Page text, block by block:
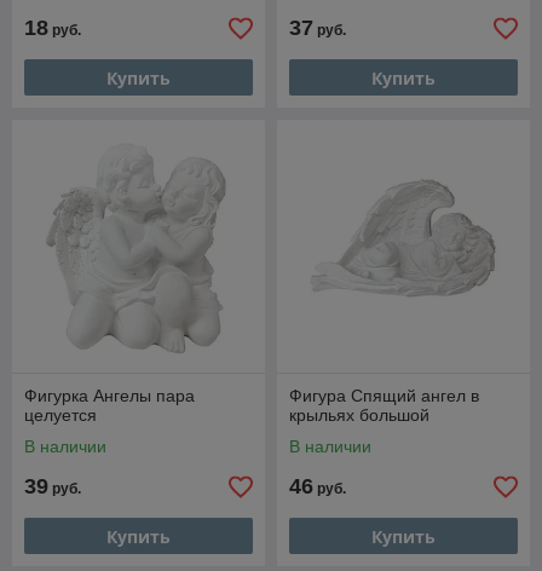
18 руб.
Купить
37 руб.
Купить
Фигурка Ангелы пара
целуется
В наличии
39 руб.
Купить
Фигура Спящий ангел в
крыльях большой
В наличии
46 руб.
Купить